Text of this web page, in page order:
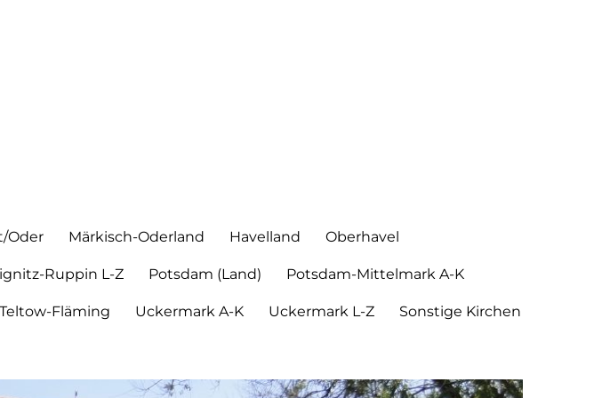
Oder Märkisch-Oderland Havelland Oberhavel
Ruppin L-Z Potsdam (Land) Potsdam-Mittelmark A-K
Teltow-Fläming Uckermark A-K Uckermark L-Z Sonstige Kirchen